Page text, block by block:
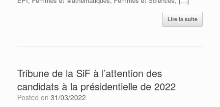
Lire la suite
Tribune de la SiF à l’attention des
candidats à la présidentielle de 2022
Posted on 31/03/2022